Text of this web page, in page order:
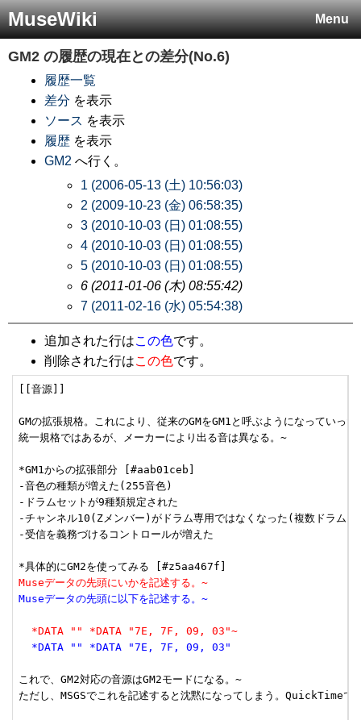
Menu
MuseWiki
GM2 の履歴の現在との差分(No.6)
履歴一覧
差分 を表示
ソース を表示
履歴 を表示
GM2 へ行く。
1 (2006-05-13 (土) 10:56:03)
2 (2009-10-23 (金) 06:58:35)
3 (2010-10-03 (日) 01:08:55)
4 (2010-10-03 (日) 01:08:55)
5 (2010-10-03 (日) 01:08:55)
6 (2011-01-06 (木) 08:55:42)
7 (2011-02-16 (水) 05:54:38)
追加された行はこの色です。
削除された行はこの色です。
[[音源]]
GMの拡張規格。これにより、従来のGMをGM1と呼ぶようになっていった
統一規格ではあるが、メーカーにより出る音は異なる。~
*GM1からの拡張部分 [#aab01ceb]
-音色の種類が増えた(255音色)
-ドラムセットが9種類規定された
-チャンネル10(Zメンバー)がドラム専用ではなくなった(複数ドラムも
-受信を義務づけるコントロールが増えた
Museデータの先頭にいかを記述する。~
Museデータの先頭に以下を記述する。~
  *DATA "" *DATA "7E, 7F, 09, 03"~
  *DATA "" *DATA "7E, 7F, 09, 03"
これで、GM2対応の音源はGM2モードになる。~
ただし、MSGSでこれを記述すると沈黙になってしまう。QuickTimeで